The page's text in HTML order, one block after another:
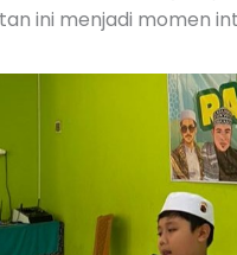
ini menjadi momen